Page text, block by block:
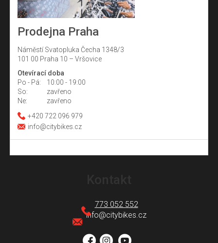
Prodejna Praha
Náměstí Svatopluka Čecha 1348/3
101 00 Praha 10 – Vršovice
Otevírací doba
Po - Pá:
10:00 - 19:00
So:
zavřeno
Ne:
zavřeno
+420 722 096 979
info@citybikes.cz
info@citybikes.cz
773 052 552